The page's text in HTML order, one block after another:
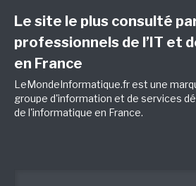
Le site le plus consulté
professionnels de l’IT et
en France
LeMondeInformatique.fr est une
groupe d'information et de services
de l'informatique en France.